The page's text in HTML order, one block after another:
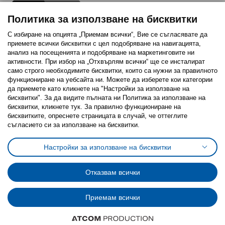
Последвайте ни:
FacebookTwitterYoutubePinterestInstagram
Политика за използване на бисквитки (Cookies)
Избор на настройки за използване на бисквитки
Условия за ползване на ikea.bgОбща политика за личните данни
Политика за защита на личните данни на ikea.bg
Общи условия на програма IKEA Family
Политика за защита на лични данни на програма IKEA Family
© Inter-IKEA Systems B.V. 1999 - 2025
Политика за използване на бисквитки
С избиране на опцията „Приемам всички“, Вие се съгласявате да
приемете всички бисквитки с цел подобряване на навигацията,
анализ на посещенията и подобряване на маркетинговите ни
активности. При избор на „Отхвърлям всички“ ще се инсталират
само строго необходимитe бисквитки, които са нужни за правилното
функциониране на уебсайта ни. Можете да изберете кои категории
да приемете като кликнете на "Настройки за използване на
бисквитки". За да видите пълната ни Политика за използване на
бисквитки, кликнете тук. За правилно функциониране на
бисквитките, опреснете страницата в случай, че оттеглите
съгласието си за използване на бисквитки.
Настройки за използване на бисквитки
Отказвам всички
Приемам всички